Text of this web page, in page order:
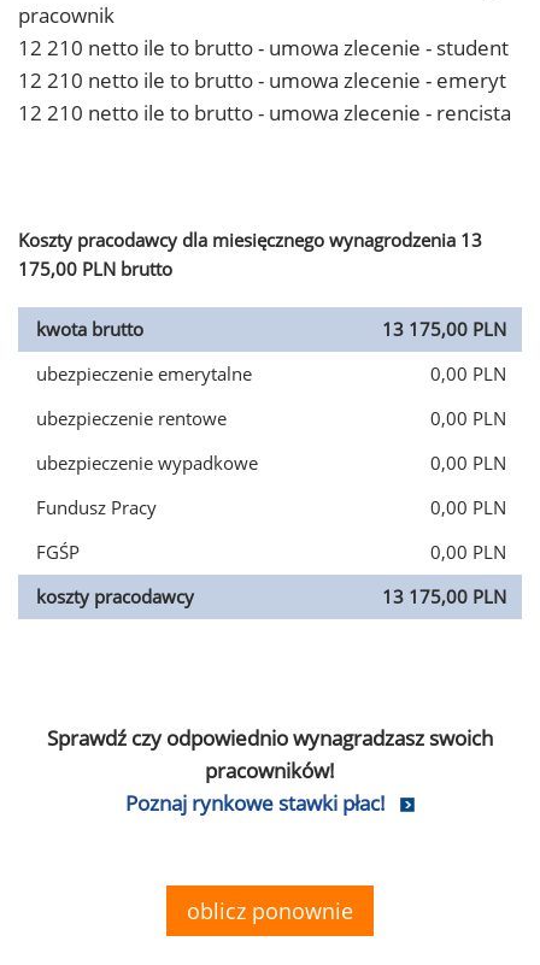
pracownik
12 210 netto ile to brutto - umowa zlecenie - student
12 210 netto ile to brutto - umowa zlecenie - emeryt
12 210 netto ile to brutto - umowa zlecenie - rencista
Koszty pracodawcy dla miesięcznego wynagrodzenia 13
175,00 PLN brutto
kwota brutto
13 175,00 PLN
ubezpieczenie emerytalne
0,00 PLN
ubezpieczenie rentowe
0,00 PLN
ubezpieczenie wypadkowe
0,00 PLN
Fundusz Pracy
0,00 PLN
FGŚP
0,00 PLN
koszty pracodawcy
13 175,00 PLN
Sprawdź czy odpowiednio wynagradzasz swoich
pracowników!
Poznaj rynkowe stawki płac!
oblicz ponownie